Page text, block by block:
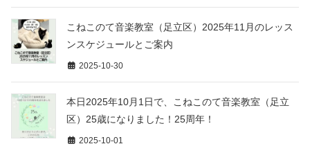
こねこのて音楽教室（足立区）2025年11月のレッス
ンスケジュールとご案内
2025-10-30
本日2025年10月1日で、こねこのて音楽教室（足立
区）25歳になりました！25周年！
2025-10-01